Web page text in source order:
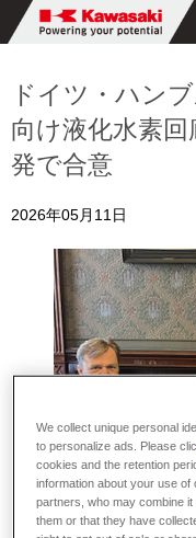
ドイツ・ハン
向け液化水素
発で合意
2026年05月11日
We collect unique personal
to personalize ads. Please
cookies and the retention
information about your use
partners, who may combine
them or that they have